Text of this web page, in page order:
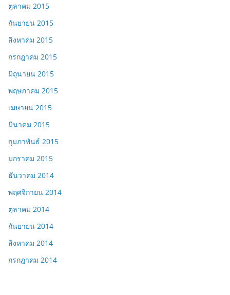
ตุลาคม 2015
กันยายน 2015
สิงหาคม 2015
กรกฎาคม 2015
มิถุนายน 2015
พฤษภาคม 2015
เมษายน 2015
มีนาคม 2015
กุมภาพันธ์ 2015
มกราคม 2015
ธันวาคม 2014
พฤศจิกายน 2014
ตุลาคม 2014
กันยายน 2014
สิงหาคม 2014
กรกฎาคม 2014